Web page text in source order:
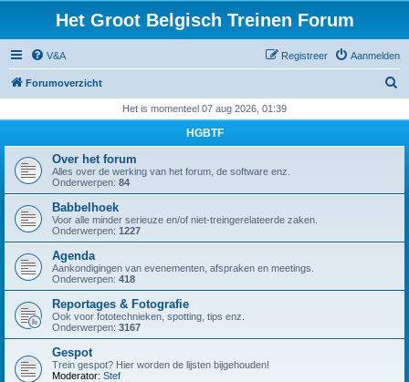
Het Groot Belgisch Treinen Forum
V&A Aanmelden
Registreer
Forumoverzicht
k
Het is momenteel 07 aug 2026, 01:39
HGBTF
Over het forum
Alles over de werking van het forum, de software enz.
Onderwerpen: 84
Babbelhoek
Voor alle minder serieuze en/of niet-treingerelateerde zaken.
Onderwerpen: 1227
Agenda
Aankondigingen van evenementen, afspraken en meetings.
Onderwerpen: 418
Reportages & Fotografie
Ook voor fototechnieken, spotting, tips enz.
Onderwerpen: 3167
Gespot
Trein gespot? Hier worden de lijsten bijgehouden!
Moderator: Stef